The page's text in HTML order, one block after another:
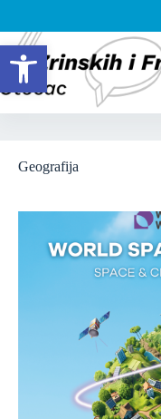
Open toolbar
Geografija